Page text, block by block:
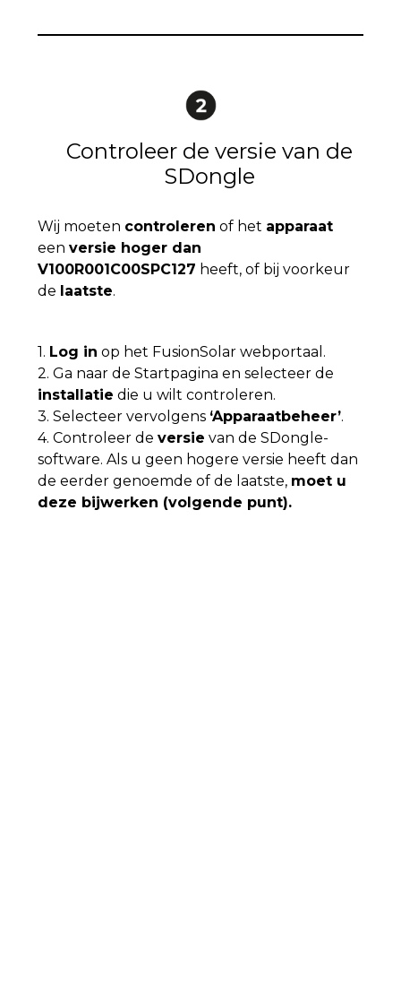
Controleer de versie van de
SDongle
Wij moeten controleren of het apparaat
een versie hoger dan
V100R001C00SPC127 heeft, of bij voorkeur
de laatste.
1. Log in op het FusionSolar webportaal.
2. Ga naar de Startpagina en selecteer de
installatie die u wilt controleren.
3. Selecteer vervolgens ‘Apparaatbeheer’.
4. Controleer de versie van de SDongle-
software. Als u geen hogere versie heeft dan
de eerder genoemde of de laatste, moet u
deze bijwerken (volgende punt).